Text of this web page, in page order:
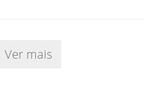
Ver mais